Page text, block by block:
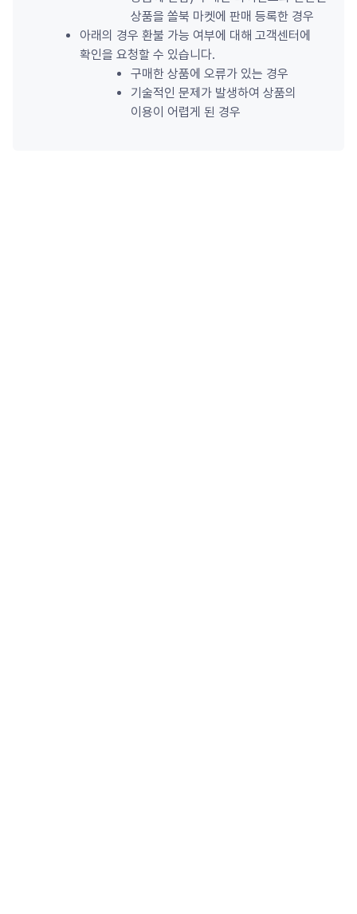
상품을 쏠북 마켓에 판매 등록한 경우
아래의 경우 환불 가능 여부에 대해 고객센터에
확인을 요청할 수 있습니다.
구매한 상품에 오류가 있는 경우
기술적인 문제가 발생하여 상품의
이용이 어렵게 된 경우